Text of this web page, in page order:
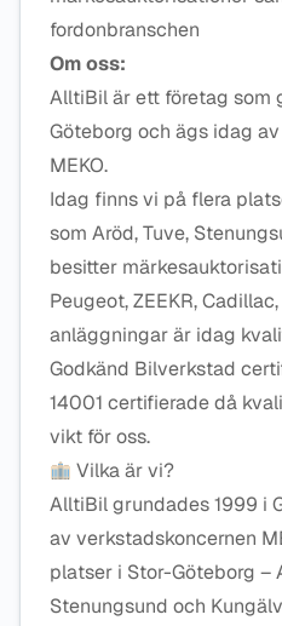
fordonbranschen
Om oss:
AlltiBil är ett företag som
Göteborg och ägs idag
MEKO.
Idag finns vi på flera
som Aröd, Tuve,
besitter
Peugeot, ZEEKR,
anläggningar är idag
Godkänd Bilverkstad
14001 certifierade då
vikt för oss.
Vilka är vi?
AlltiBil grundades 1999 i
av verkstadskoncernen
platser i Stor-Göteborg –
Stenungsund och